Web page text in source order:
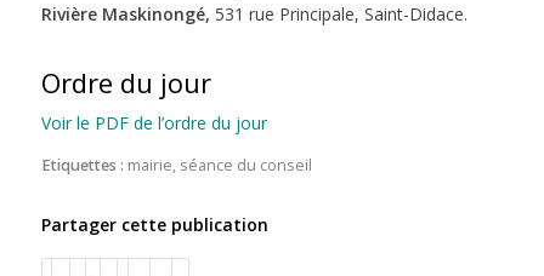
Rivière Maskinongé, 531 rue Principale, Saint-Didace.
Ordre du jour
Voir le PDF de l’ordre du jour
Etiquettes : mairie, séance du conseil
Partager cette publication